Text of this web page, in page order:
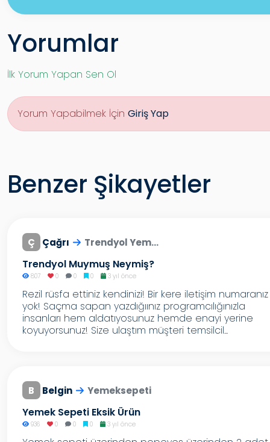
Yorumlar
İlk Yorum Yapan Sen Ol
Yorum Yapabilmek İçin Giriş Yap
Benzer Şikayetler
Ç Çağrı Trendyol Yem...
Trendyol Muymuş Neymiş?
807 0 0 0 3 yıl önce
Rezil rüsfa ettiniz kendinizi! Bir kere iletişim numaranız
yok! Saçma sapan yazdığıınız programcılığınızla
insanları hem aldatıyosunuz hemde enayi yerine
koyuyorsunuz! Size ulaştım müşteri temsilcil...
B Belgin Yemeksepeti
Yemek Sepeti Eksik Ürün
936 0 0 0 3 yıl önce